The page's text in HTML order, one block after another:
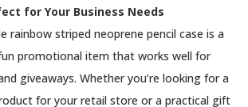
for Your Business Needs
rainbow striped neoprene pencil case is a
promotional item that works well for
giveaways. Whether you’re looking for a
for your retail store or a practical gift